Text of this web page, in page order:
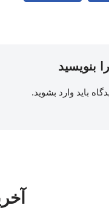
بنویسید
باید وارد بشوید.